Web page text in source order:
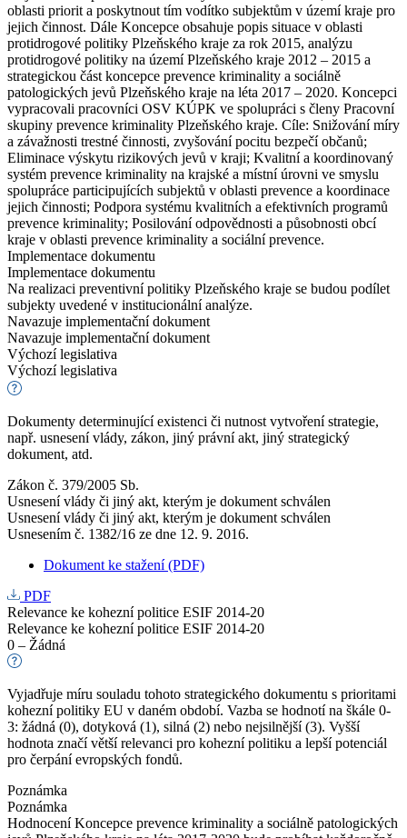
oblasti priorit a poskytnout tím vodítko subjektům v území kraje pro
jejich činnost. Dále Koncepce obsahuje popis situace v oblasti
protidrogové politiky Plzeňského kraje za rok 2015, analýzu
protidrogové politiky na území Plzeňského kraje 2012 – 2015 a
strategickou část koncepce prevence kriminality a sociálně
patologických jevů Plzeňského kraje na léta 2017 – 2020. Koncepci
vypracovali pracovníci OSV KÚPK ve spolupráci s členy Pracovní
skupiny prevence kriminality Plzeňského kraje. Cíle: Snižování míry
a závažnosti trestné činnosti, zvyšování pocitu bezpečí občanů;
Eliminace výskytu rizikových jevů v kraji; Kvalitní a koordinovaný
systém prevence kriminality na krajské a místní úrovni ve smyslu
spolupráce participujících subjektů v oblasti prevence a koordinace
jejich činnosti; Podpora systému kvalitních a efektivních programů
prevence kriminality; Posilování odpovědnosti a působnosti obcí
kraje v oblasti prevence kriminality a sociální prevence.
Implementace dokumentu
Implementace dokumentu
Na realizaci preventivní politiky Plzeňského kraje se budou podílet
subjekty uvedené v institucionální analýze.
Navazuje implementační dokument
Navazuje implementační dokument
Výchozí legislativa
Výchozí legislativa
Dokumenty determinující existenci či nutnost vytvoření strategie,
např. usnesení vlády, zákon, jiný právní akt, jiný strategický
dokument, atd.
Zákon č. 379/2005 Sb.
Usnesení vlády či jiný akt, kterým je dokument schválen
Usnesení vlády či jiný akt, kterým je dokument schválen
Usnesením č. 1382/16 ze dne 12. 9. 2016.
Dokument ke stažení (PDF)
PDF
Relevance ke kohezní politice ESIF 2014-20
Relevance ke kohezní politice ESIF 2014-20
0 – Žádná
Vyjadřuje míru souladu tohoto strategického dokumentu s prioritami
kohezní politiky EU v daném období. Vazba se hodnotí na škále 0-
3: žádná (0), dotyková (1), silná (2) nebo nejsilnější (3). Vyšší
hodnota značí větší relevanci pro kohezní politiku a lepší potenciál
pro čerpání evropských fondů.
Poznámka
Poznámka
Hodnocení Koncepce prevence kriminality a sociálně patologických